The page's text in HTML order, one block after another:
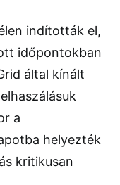
indították el,
időpontokban
által kínált
a
helyezték
kritikusan